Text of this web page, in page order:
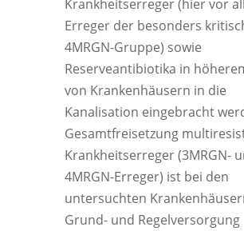
Krankheitserreger (hier vor
Erreger der besonders
4MRGN-Gruppe) sowie
Reserveantibiotika in
von Krankenhäusern in die
Kanalisation eingebracht
Gesamtfreisetzung
Krankheitserreger (3MRGN-
4MRGN-Erreger) ist bei den
untersuchten
Grund- und Regelversorgung